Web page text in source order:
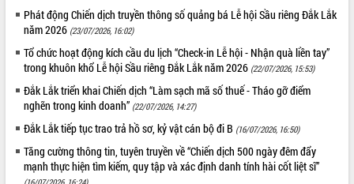
Phát động Chiến dịch truyền thông số quảng bá Lễ hội Sầu riêng Đắk Lắk
năm 2026 (23/07/2026, 16:02)
Tổ chức hoạt động kích cầu du lịch “Check-in Lễ hội - Nhận quà liền tay”
trong khuôn khổ Lễ hội Sầu riêng Đắk Lắk năm 2026 (22/07/2026, 15:53)
Đắk Lắk triển khai Chiến dịch “Làm sạch mã số thuế - Tháo gỡ điểm
nghẽn trong kinh doanh” (22/07/2026, 14:27)
Đắk Lắk tiếp tục trao trả hồ sơ, kỷ vật cán bộ đi B (16/07/2026, 16:50)
Tăng cường thông tin, tuyên truyền về “Chiến dịch 500 ngày đêm đẩy
mạnh thực hiện tìm kiếm, quy tập và xác định danh tính hài cốt liệt sĩ”